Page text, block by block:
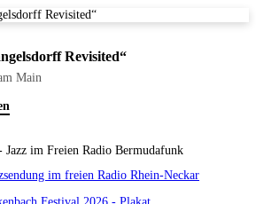
Revisited“
Main
im freien Radio Rhein-Neckar